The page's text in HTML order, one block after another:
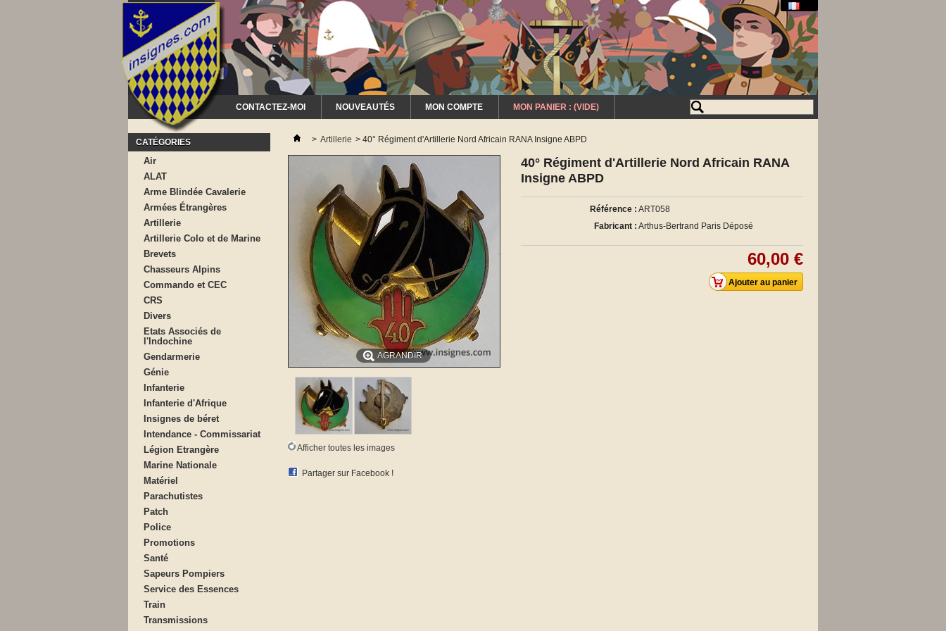
CONTACTEZ-MOI NOUVEAUTÉS MON COMPTE MON PANIER : (VIDE)
CATÉGORIES
Air
ALAT
Arme Blindée Cavalerie
Armées Étrangères
Artillerie
Artillerie Colo et de Marine
Brevets
Chasseurs Alpins
Commando et CEC
CRS
Divers
Etats Associés de
l'Indochine
Gendarmerie
Génie
Infanterie
Infanterie d'Afrique
Insignes de béret
Intendance - Commissariat
Légion Etrangère
Marine Nationale
Matériel
Parachutistes
Patch
Police
Promotions
Santé
Sapeurs Pompiers
Service des Essences
Train
Transmissions
> Artillerie > 40° Régiment d'Artillerie Nord Africain RANA Insigne ABPD
AGRANDIR
Afficher toutes les images
Partager sur Facebook !
40° Régiment d'Artillerie Nord Africain RANA
Insigne ABPD
Référence : ART058
Fabricant : Arthus-Bertrand Paris Déposé
60,00 €